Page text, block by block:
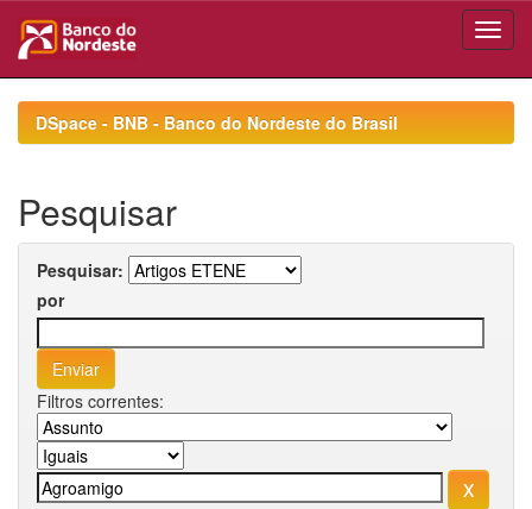
navigationDSpace - BNB - Banco do Nordeste do Brasil
Pesquisar
Pesquisar:
por
Filtros correntes: